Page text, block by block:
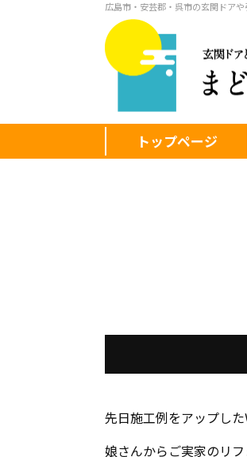
広島市・安芸郡・呉市の玄関ドア
トップページ
先日施工例をアップした
娘さんからご実家のリ